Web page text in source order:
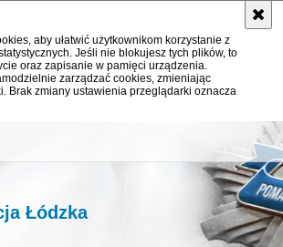
aby ułatwić użytkownikom korzystanie z
Jeśli nie blokujesz tych plików, to
oraz zapisanie w pamięci urządzenia.
zarządzać cookies, zmieniając
Brak zmiany ustawienia przeglądarki oznacza
Łódzka